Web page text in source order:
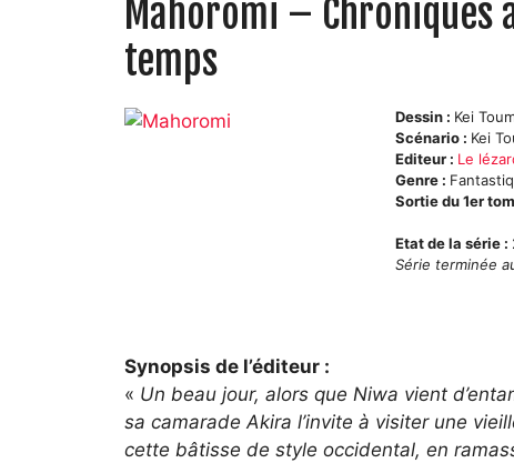
Mahoromi – Chroniques
temps
Dessin : Kei
Scénario : Kei
Editeur : Le
Genre :
Sortie du 1er
Etat de la série :
Série terminée
Synopsis de l’éditeur :
« Un beau jour, alors que Niwa vient
sa camarade Akira l’invite à visiter une
cette bâtisse de style occidental, en